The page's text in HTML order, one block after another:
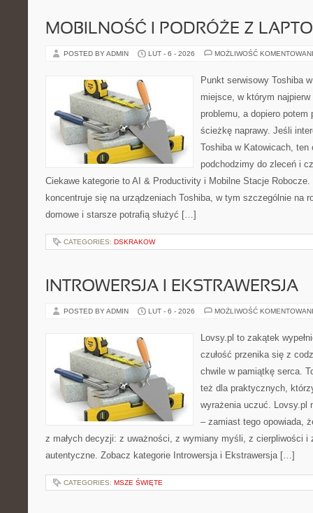
MOBILNOŚĆ I PODRÓŻE Z
POSTED BY ADMIN LUT - 6 - 2026 MOŻLIWOŚĆ
Punkt serwisowy Toshiba
miejsce, w którym
problemu, a dopiero potem
ścieżkę naprawy. Jeśli
Toshiba w Katowicach, ten
podchodzimy do zleceń i
Ciekawe kategorie to AI & Productivity i Mobilne Stacje Robocze.
koncentruje się na urządzeniach Toshiba, w tym szczególnie na
domowe i starsze potrafią służyć […]
CATEGORIES: DSKRAKOW
INTROWERSJA I EKSTRAWERSJA
POSTED BY ADMIN LUT - 6 - 2026 MOŻLIWOŚĆ
Lovsy.pl to zakątek
czułość przenika się z
chwile w pamiątkę serca.
też dla praktycznych,
wyrażenia uczuć. Lovsy.pl
– zamiast tego opowiada,
z małych decyzji: z uważności, z wymiany myśli, z cierpliwości i
autentyczne. Zobacz kategorie Introwersja i Ekstrawersja […]
CATEGORIES: MSZE ŚWIĘTE